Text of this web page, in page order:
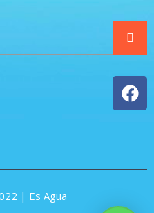
| Es Agua